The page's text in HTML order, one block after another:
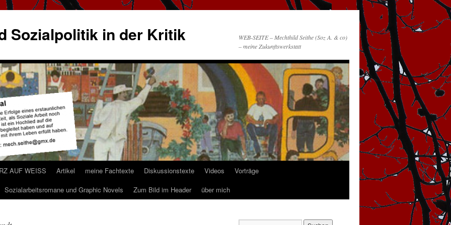
Sozialpolitik in der Kritik
WEB-SEITE – Mechthild Seithe (Soz A. & co)
– meine Zukunftswerkstatt
AUF WEISS Artikel meine Fachtexte Diskussionstexte Videos
Vorträge
Sozialarbeitsromane und Graphic Novels Zum Bild im Header über mich